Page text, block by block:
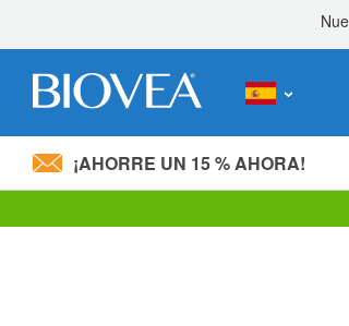
Nota:
¡AHORRE UN 15 % AHORA!